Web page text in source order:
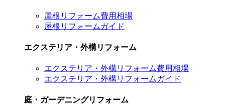
屋根リフォーム費用相場
屋根リフォームガイド
エクステリア・外構リフォーム
エクステリア・外構リフォーム費用相場
エクステリア・外構リフォームガイド
庭・ガーデニングリフォーム